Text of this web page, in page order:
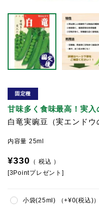
固定種
甘味多く食味最高！実入
白竜実豌豆（実エンドウ
内容量 25ml
¥330
税込
[3Pointプレゼント]
小袋(25ml) +¥0 税込